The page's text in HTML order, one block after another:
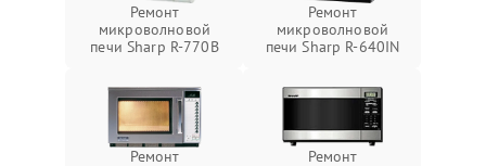
Ремонт
микроволновой
печи Sharp R-770B
Ремонт
микроволновой
печи Sharp R-640IN
Ремонт
Ремонт